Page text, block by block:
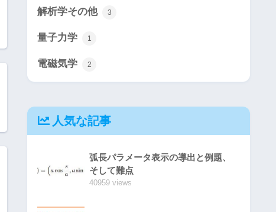
解析学その他 3
量子力学 1
電磁気学 2
人気な記事
弧長パラメータ表示の導出と例題、
そして難点
40959 views